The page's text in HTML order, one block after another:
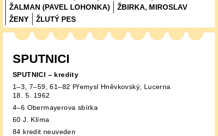
ŽALMAN (PAVEL LOHONKA)
ŽBIRKA, MIROSLAV
ŽENY
ŽLUTÝ PES
SPUTNICI
SPUTNICI – kredity
1–3, 7–59, 61–82 Přemysl Hněvkovský, Lucerna
18. 5. 1962
4–6 Obermayerova sbírka
60 J. Klíma
84 kredit neuveden